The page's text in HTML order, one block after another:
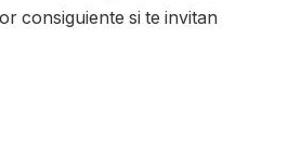
consiguiente si te invitan